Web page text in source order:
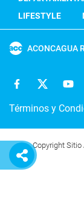
LIFESTYLE
ACONCAGUA
Términos y
Copyright